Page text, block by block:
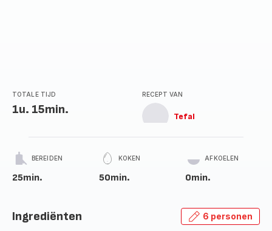
TOTALE TIJD
1u. 15min.
RECEPT VAN
Tefal
BEREIDEN
25min.
KOKEN
50min.
AFKOELEN
0min.
Ingrediënten 6 personen